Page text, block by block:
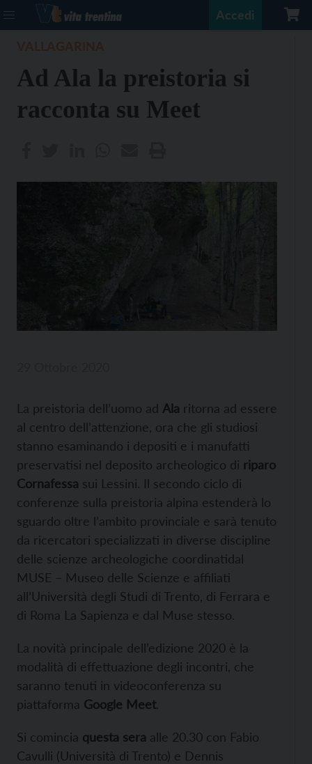
Accedi
Ad Ala la preistoria si
racconta su Meet
La preistoria dell’uomo ad Ala ritorna ad essere
al centro dell’attenzione, ora che gli studiosi
stanno esaminando i depositi e i manufatti
preservatisi nel deposito archeologico di riparo
Cornafessa sui Lessini. Il secondo ciclo di
conferenze sulla preistoria alpina estenderà lo
sguardo oltre l’ambito provinciale e sarà tenuto
da ricercatori specializzati in diverse discipline
delle scienze archeologiche coordinatidal
MUSE – Museo delle Scienze e affiliati
all’Università degli Studi di Trento, di Ferrara e
di Roma La Sapienza e dal Muse stesso.
La novità principale dell’edizione 2020 è la
modalità di effettuazione degli incontri, che
saranno tenuti in videoconferenza su
piattaforma Google Meet.
Si comincia questa sera alle 20.30 con Fabio
Cavulli (Università di Trento) e Dennis